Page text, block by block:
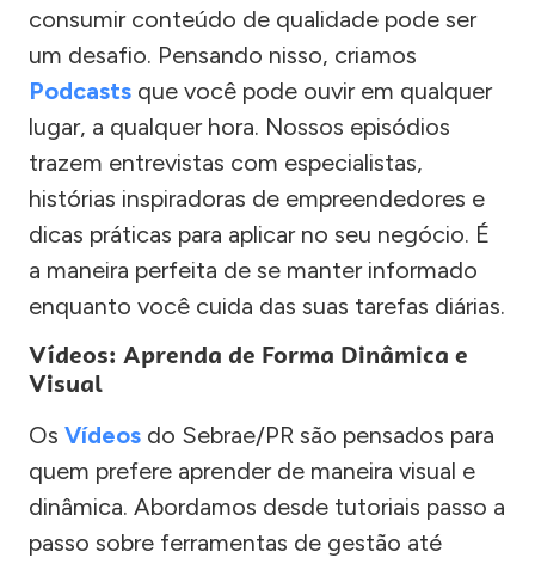
consumir conteúdo de qualidade pode ser
um desafio. Pensando nisso, criamos
Podcasts que você pode ouvir em qualquer
lugar, a qualquer hora. Nossos episódios
trazem entrevistas com especialistas,
histórias inspiradoras de empreendedores e
dicas práticas para aplicar no seu negócio. É
a maneira perfeita de se manter informado
enquanto você cuida das suas tarefas diárias.
Vídeos: Aprenda de Forma Dinâmica e
Visual
Os Vídeos do Sebrae/PR são pensados para
quem prefere aprender de maneira visual e
dinâmica. Abordamos desde tutoriais passo a
passo sobre ferramentas de gestão até